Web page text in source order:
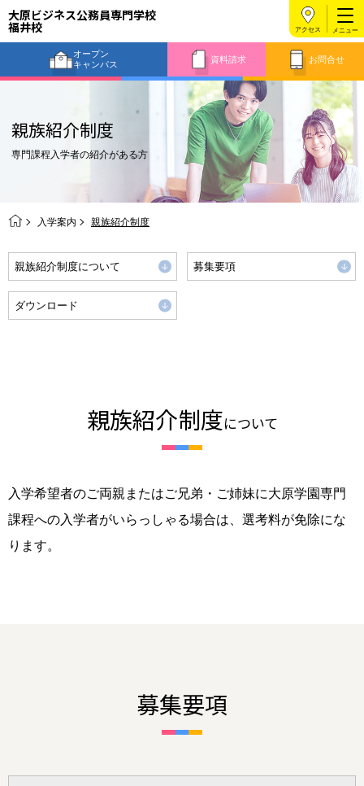
大原ビジネス公務員専門学校
福井校
オープン
キャンパス
資料請求 お問合せ
アクセス
親族紹介制度
専門課程入学者の紹介がある方
入学案内 親族紹介制度
親族紹介制度について 募集要項
ダウンロード
親族紹介制度について
入学希望者のご両親またはご兄弟・ご姉妹に大原学園専門
課程への入学者がいらっしゃる場合は、選考料が免除にな
ります。
募集要項